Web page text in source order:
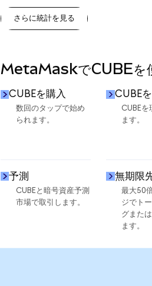
さらに統計を見る
MetaMaskでCUBEを
CUBEを購入
数回のタップで始め
られます。
CUBE
CUBEを
ます。
予測
CUBEと暗号資産予測
市場で取引します。
無期限
最大50
ジでト
グまた
ます。